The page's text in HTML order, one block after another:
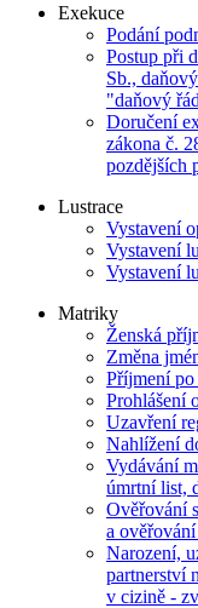
Exekuce
Podání
Postup při
Sb.,
"daňový
Doručení
zákona č.
pozdějších
Lustrace
Vystavení
Vystavení
Vystavení
Matriky
Ženská
Změna
Příjmení
Prohlášení
Uzavření
Nahlížení
Vydávání
úmrtní list,
Ověřování
a
Narození,
partnerství
v cizině -